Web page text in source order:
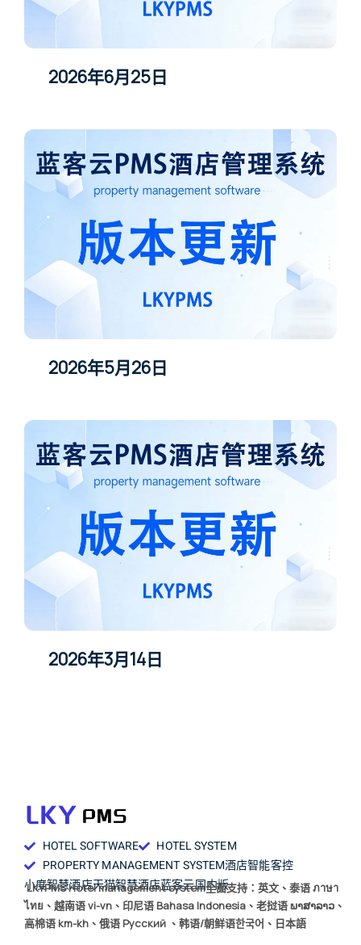
2026年6月25日
2026年5月26日
2026年3月14日
HOTEL SOFTWARE
HOTEL SYSTEM
PROPERTY MANAGEMENT SYSTEM酒店智能客控
小度智慧酒店天猫智慧酒店蓝客云国内版
LKYPMS Hotel management system全面支持：英文、泰语 ภาษา
ไทย、越南语 vi-vn、印尼语 Bahasa Indonesia、老挝语 ພາສາລາວ、
高棉语 km-kh、俄语 Русский 、韩语/朝鲜语한국어、日本語